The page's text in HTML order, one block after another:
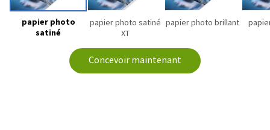
papier photo
satiné
papier photo satiné
XT
papier photo brillant
Concevoir maintenant